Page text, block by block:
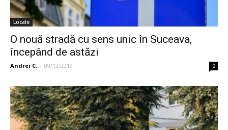
Locale
O nouă stradă cu sens unic în Suceava,
începând de astăzi
Andrei C. - 09/12/2019 0